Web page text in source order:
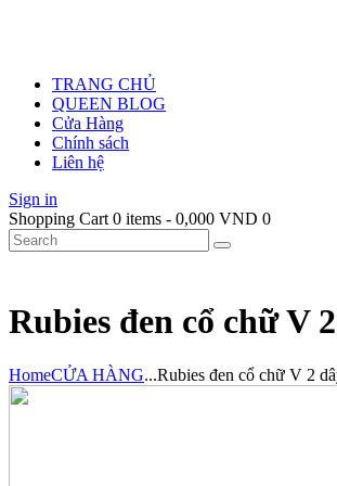
TRANG CHỦ
QUEEN BLOG
Cửa Hàng
Chính sách
Liên hệ
Sign in
Shopping Cart 0 items - 0,000 VND 0
Rubies đen cổ chữ V
HomeCỬA HÀNG...Rubies đen cổ chữ V 2